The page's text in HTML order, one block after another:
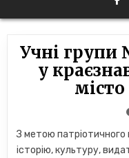
Учні групи
у
З метою патріотичного
історію, культуру,